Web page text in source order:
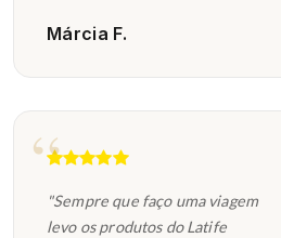
Márcia F.
"Sempre que faço uma viagem
levo os produtos do Latife